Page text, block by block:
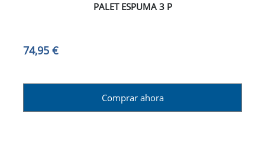
PALET ESPUMA 3 P
74,95 €
Comprar ahora